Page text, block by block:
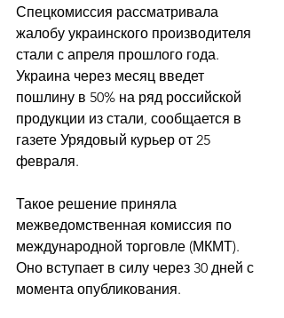
Спецкомиссия рассматривала
жалобу украинского производителя
стали с апреля прошлого года.
Украина через месяц введет
пошлину в 50% на ряд российской
продукции из стали, сообщается в
газете Урядовый курьер от 25
февраля.
Такое решение приняла
межведомственная комиссия по
международной торговле (МКМТ).
Оно вступает в силу через 30 дней с
момента опубликования.